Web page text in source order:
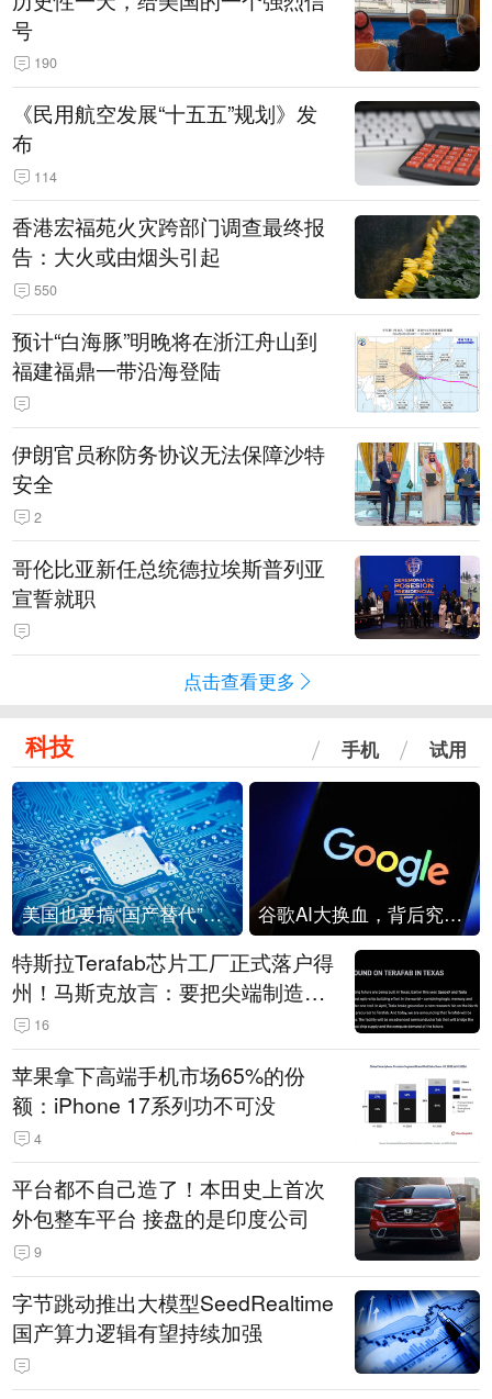
号
190
《民用航空发展“十五五”规划》发
布
114
香港宏福苑火灾跨部门调查最终报
告：大火或由烟头引起
550
预计“白海豚”明晚将在浙江舟山到
福建福鼎一带沿海登陆
伊朗官员称防务协议无法保障沙特
安全
2
哥伦比亚新任总统德拉埃斯普列亚
宣誓就职
点击查看更多
科技 手机 试用
美国也要搞“国产替代”？先算清三笔账 谷歌AI大换血，背后究竟发生了什么？
特斯拉Terafab芯片工厂正式落户得
州！马斯克放言：要把尖端制造带
回美国
16
苹果拿下高端手机市场65%的份
额：iPhone 17系列功不可没
4
平台都不自己造了！本田史上首次
外包整车平台 接盘的是印度公司
9
字节跳动推出大模型SeedRealtime
国产算力逻辑有望持续加强